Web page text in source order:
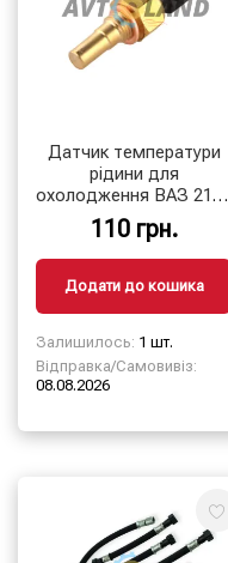
Датчик температури
рідини для
охолодження ВАЗ 2110
з ЕСУД: Daewoo Sens,
WATT
110 грн.
Додати до кошика
Залишилось: 1 шт.
Відправка/Самовивіз:
08.08.2026